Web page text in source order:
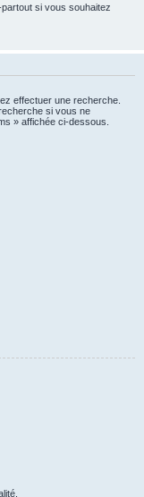
si vous souhaitez
effectuer une recherche.
si vous ne
» affichée ci-dessous.